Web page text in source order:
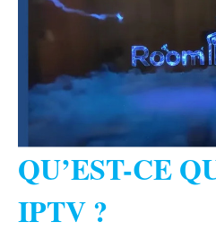
QU’EST-CE
IPTV ?